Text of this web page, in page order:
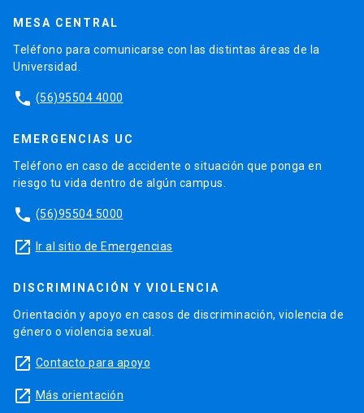
MESA CENTRAL
Teléfono para comunicarse con las distintas áreas de la
Universidad.
phone (56)95504 4000
EMERGENCIAS UC
Teléfono en caso de accidente o situación que ponga en
riesgo tu vida dentro de algún campus.
phone (56)95504 5000
launch Ir al sitio de Emergencias
DISCRIMINACIÓN Y VIOLENCIA
Orientación y apoyo en casos de discriminación, violencia de
género o violencia sexual.
launch Contacto para apoyo
launch Más orientación